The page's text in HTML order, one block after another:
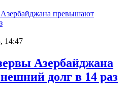
14:47
Азербайджана
долг в 14 раз